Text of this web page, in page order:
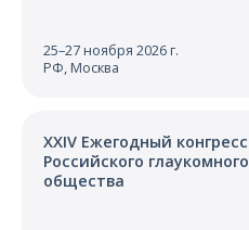
25–27 ноября 2026 г.
РФ, Москва
XXIV Ежегодный конгресс
Российского глаукомного
общества